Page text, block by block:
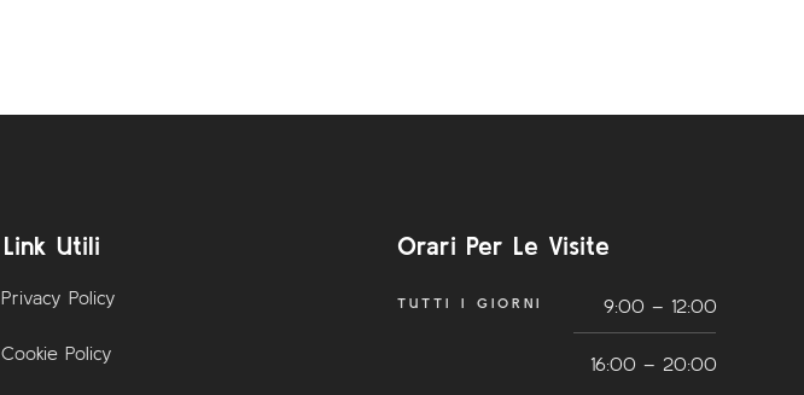
Link Utili
Privacy Policy
Cookie Policy
Orari Per Le Visite
TUTTI I GIORNI 9:00 – 12:00
16:00 – 20:00